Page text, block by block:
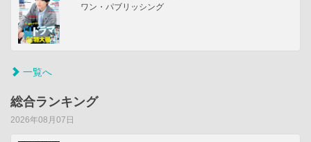
ワン・パブリッシング
一覧へ
総合ランキング
2026年08月07日